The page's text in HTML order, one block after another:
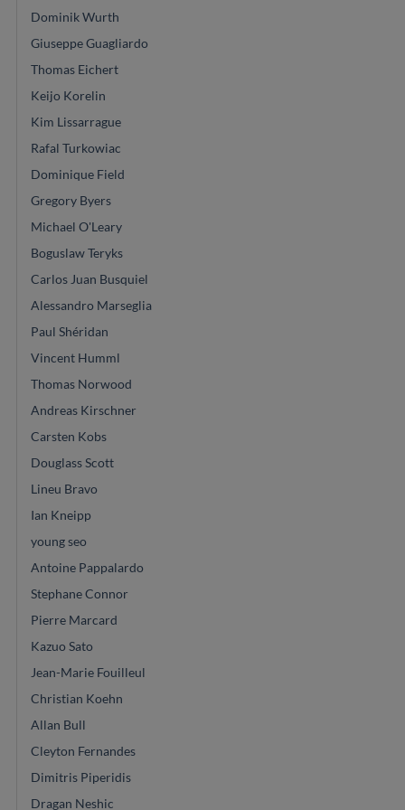
Dominik Wurth
Giuseppe Guagliardo
Thomas Eichert
Keijo Korelin
Kim Lissarrague
Rafal Turkowiac
Dominique Field
Gregory Byers
Michael O'Leary
Boguslaw Teryks
Carlos Juan Busquiel
Alessandro Marseglia
Paul Shéridan
Vincent Humml
Thomas Norwood
Andreas Kirschner
Carsten Kobs
Douglass Scott
Lineu Bravo
Ian Kneipp
young seo
Antoine Pappalardo
Stephane Connor
Pierre Marcard
Kazuo Sato
Jean-Marie Fouilleul
Christian Koehn
Allan Bull
Cleyton Fernandes
Dimitris Piperidis
Dragan Neshic